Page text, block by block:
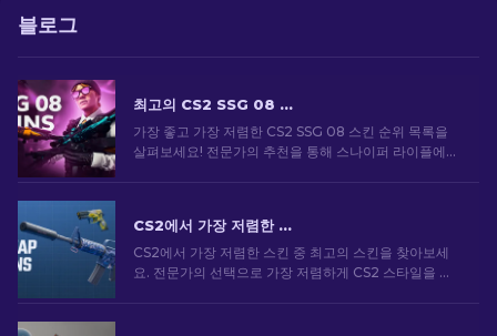
블로그
최고의 CS2 SSG 08 스킨: 순위 목록 [2026]
가장 좋고 가장 저렴한 CS2 SSG 08 스킨 순위 목록을
살펴보세요! 전문가의 추천을 통해 스나이퍼 라이플에
CS2에서 가장 저렴한 스킨 [2026]
CS2에서 가장 저렴한 스킨 중 최고의 스킨을 찾아보세
요. 전문가의 선택으로 가장 저렴하게 CS2 스타일을 업